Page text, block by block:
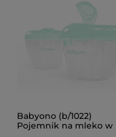
Babyono (b/1022)
Pojemnik na mleko w